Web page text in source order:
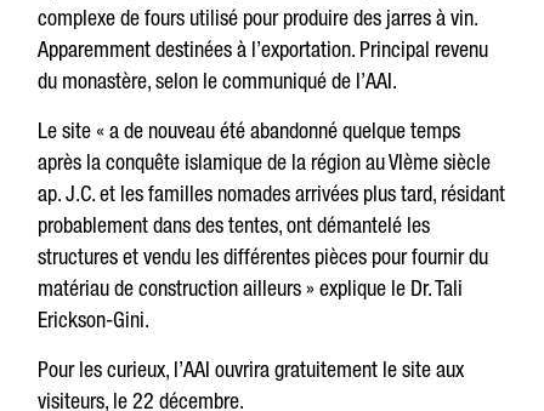
complexe de fours utilisé pour produire des jarres à vin.
Apparemment destinées à l’exportation. Principal revenu
du monastère, selon le communiqué de l’AAI.
Le site « a de nouveau été abandonné quelque temps
après la conquête islamique de la région au VIème siècle
ap. J.C. et les familles nomades arrivées plus tard, résidant
probablement dans des tentes, ont démantelé les
structures et vendu les différentes pièces pour fournir du
matériau de construction ailleurs » explique le Dr. Tali
Erickson-Gini.
Pour les curieux, l’AAI ouvrira gratuitement le site aux
visiteurs, le 22 décembre.